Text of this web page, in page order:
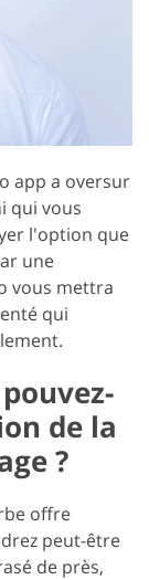
app a oversur
qui vous
l'option que
une
vous mettra
qui
de la
?
offre
peut-être
de près,